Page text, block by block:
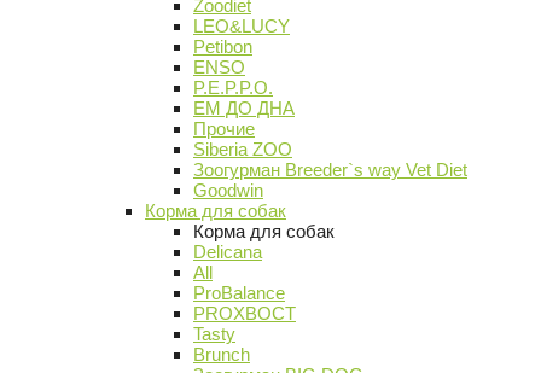
Zoodiet
LEO&LUCY
Petibon
ENSO
P.E.P.P.O.
ЕМ ДО ДНА
Прочие
Siberia ZOO
Зоогурман Breeder`s way Vet Diet
Goodwin
Корма для собак
Корма для собак
Delicana
All
ProBalance
PROХВОСТ
Tasty
Brunch